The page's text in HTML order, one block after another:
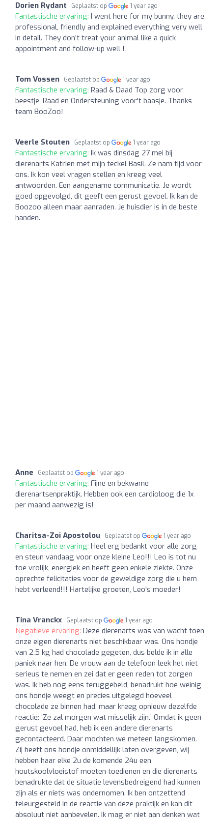
Dorien Rydant Geplaatst op 1 year ago
Fantastische ervaring: I went here for my bunny, they are
professional, friendly and explained everything very well
in detail. They don’t treat your animal like a quick
appointment and follow-up well !
Tom Vossen Geplaatst op 1 year ago
Fantastische ervaring: Raad & Daad Top zorg voor
beestje, Raad en Ondersteuning voor't baasje. Thanks
team BooZoo!
Veerle Stouten Geplaatst op 1 year ago
Fantastische ervaring: Ik was dinsdag 27 mei bij
dierenarts Katrien met mijn teckel Basil. Ze nam tijd voor
ons. Ik kon veel vragen stellen en kreeg veel
antwoorden. Een aangename communicatie. Je wordt
goed opgevolgd, dit geeft een gerust gevoel. Ik kan de
Boozoo alleen maar aanraden. Je huisdier is in de beste
handen.
Anne Geplaatst op 1 year ago
Fantastische ervaring: Fijne en bekwame
dierenartsenpraktijk. Hebben ook een cardioloog die 1x
per maand aanwezig is!
Charitsa-Zoi Apostolou Geplaatst op 1 year ago
Fantastische ervaring: Heel erg bedankt voor alle zorg
en steun vandaag voor onze kleine Leo!!! Leo is tot nu
toe vrolijk, energiek en heeft geen enkele ziekte. Onze
oprechte felicitaties voor de geweldige zorg die u hem
hebt verleend!!! Hartelijke groeten, Leo's moeder!
Tina Vranckx Geplaatst op 1 year ago
Negatieve ervaring: Deze dierenarts was van wacht toen
onze eigen dierenarts niet beschikbaar was. Ons hondje
van 2,5 kg had chocolade gegeten, dus belde ik in alle
paniek naar hen. De vrouw aan de telefoon leek het niet
serieus te nemen en zei dat er geen reden tot zorgen
was. Ik heb nog eens teruggebeld, benadrukt hoe weinig
ons hondje weegt en precies uitgelegd hoeveel
chocolade ze binnen had, maar kreeg opnieuw dezelfde
reactie: ‘Ze zal morgen wat misselijk zijn.’ Omdat ik geen
gerust gevoel had, heb ik een andere dierenarts
gecontacteerd. Daar mochten we meteen langskomen.
Zij heeft ons hondje onmiddellijk laten overgeven, wij
hebben haar elke 2u de komende 24u een
houtskoolvloeistof moeten toedienen en die dierenarts
benadrukte dat de situatie levensbedreigend had kunnen
zijn als er niets was ondernomen. Ik ben ontzettend
teleurgesteld in de reactie van deze praktijk en kan dit
absoluut niet aanbevelen. Ik mag er niet aan denken wat